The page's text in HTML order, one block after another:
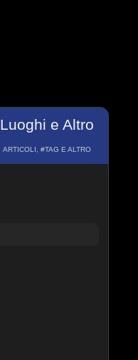
Luoghi e Altro
ARTICOLI, #TAG E ALTRO